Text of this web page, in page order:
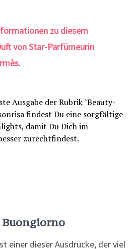
zu diesem
von Star-Parfümeurin
.
Buongiorno
einer dieser Ausdrücke, der viel